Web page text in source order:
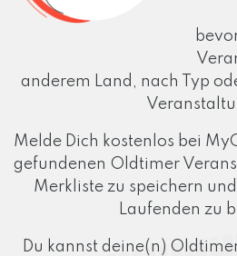
anderem Land, nach Typ
Melde Dich kostenlos bei
gefundenen Oldtimer
Merkliste zu speichern
Laufenden zu
Du kannst deine(n)